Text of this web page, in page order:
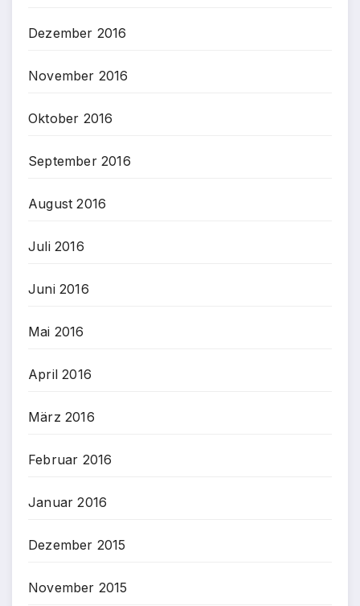
Dezember 2016
November 2016
Oktober 2016
September 2016
August 2016
Juli 2016
Juni 2016
Mai 2016
April 2016
März 2016
Februar 2016
Januar 2016
Dezember 2015
November 2015